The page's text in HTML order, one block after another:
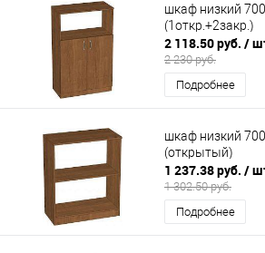
шкаф низкий
(1откр.+2закр.)
2 118.50 руб. /
2 230 руб.
Подробнее
шкаф низкий
(открытый)
1 237.38 руб. /
1 302.50 руб.
Подробнее